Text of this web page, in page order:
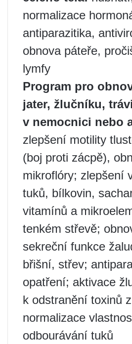
normalizace
antiparazitika,
obnova páteře,
lymfy
Program pro
jater, žlučníku,
v nemocnici nebo
zlepšení motility
(boj proti zácpě),
mikroflóry; zlepšení
tuků, bílkovin,
vitamínů a
tenkém střevě;
sekreční funkce
břišní, střev;
opatření; aktivace
k odstranění toxinů
normalizace
odbourávání tuků